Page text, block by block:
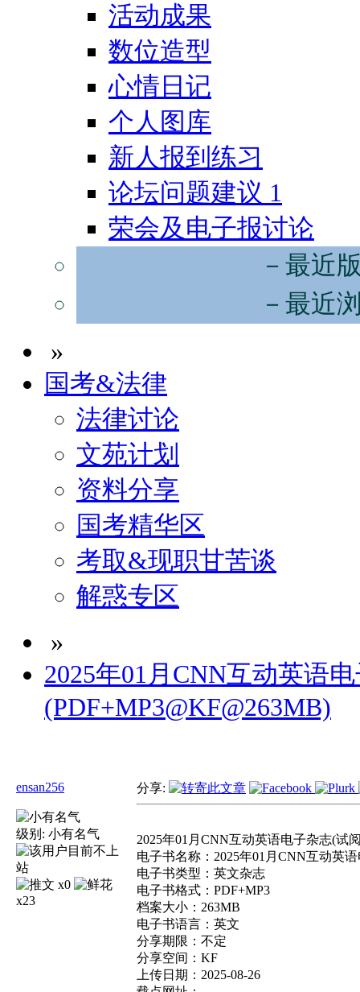
活动成果
数位造型
心情日记
个人图库
新人报到练习
论坛问题建议 1
荣会及电子报讨论
－最近
－最近
»
国考&法律
法律讨论
文苑计划
资料分享
国考精华区
考取&现职甘苦谈
解惑专区
»
2025年01月CNN互动英语
(PDF+MP3@KF@263MB)
ensan256
级别: 小有名气
x0
x23
分享:
2025年01月CNN互动英语电子杂志(试
电子书名称：2025年01月CNN互动英
电子书类型：英文杂志
电子书格式：PDF+MP3
档案大小：263MB
电子书语言：英文
分享期限：不定
分享空间：KF
上传日期：2025-08-26